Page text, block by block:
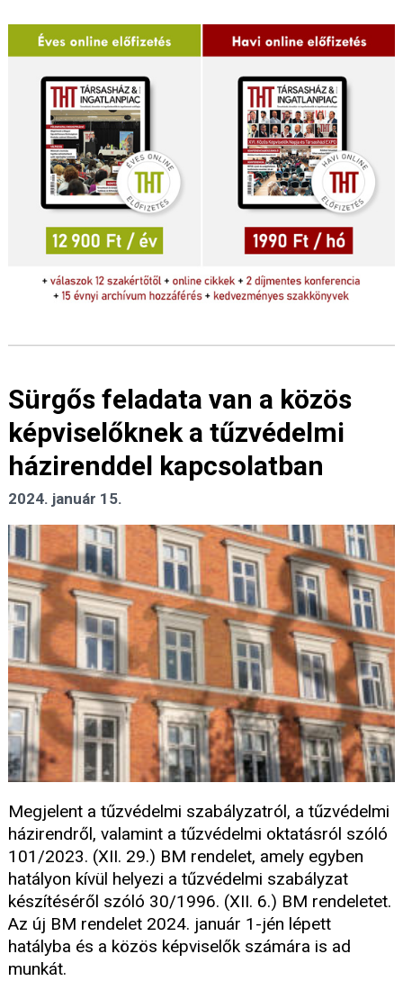
Sürgős feladata van a közös
képviselőknek a tűzvédelmi
házirenddel kapcsolatban
2024. január 15.
Megjelent a tűzvédelmi szabályzatról, a tűzvédelmi
házirendről, valamint a tűzvédelmi oktatásról szóló
101/2023. (XII. 29.) BM rendelet, amely egyben
hatályon kívül helyezi a tűzvédelmi szabályzat
készítéséről szóló 30/1996. (XII. 6.) BM rendeletet.
Az új BM rendelet 2024. január 1-jén lépett
hatályba és a közös képviselők számára is ad
munkát.